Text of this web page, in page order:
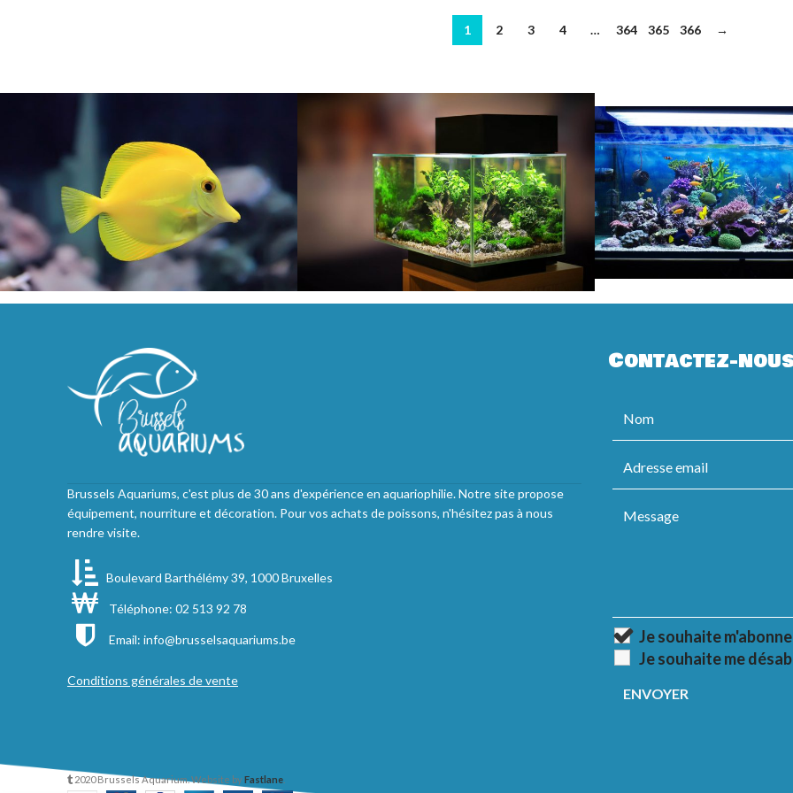
1 2 3 4 … 364 365 366 →
Brussels Aquariums, c'est plus de 30 ans d'expérience en aquariophilie. Notre site propose
équipement, nourriture et décoration. Pour vos achats de poissons, n'hésitez pas à nous
rendre visite.
Boulevard Barthélémy 39, 1000 Bruxelles
Téléphone: 02 513 92 78
Email: info@brusselsaquariums.be
Conditions générales de vente
Contactez-
Je souhaite
Je souhaite me
2020 Brussels Aquarium. Website byFastlane